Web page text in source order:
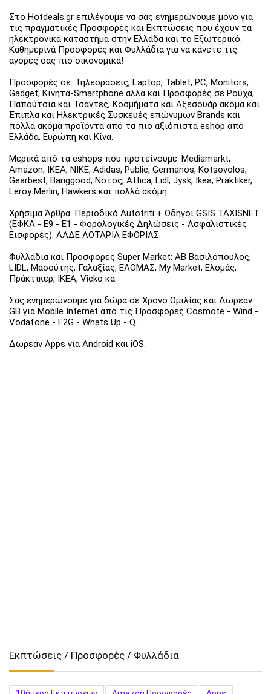
Στο Hotdeals.gr επιλέγουμε να σας ενημερώνουμε μόνο για
τις πραγματικές Προσφορές και Εκπτώσεις που έχουν τα
ηλεκτρονικά καταστήμα στην Ελλάδα και το Εξωτερικό.
Καθημερινά Προσφορές και Φυλλάδια για να κάνετε τις
αγορές σας πιο οικονομικά!
Προσφορές σε: Τηλεοράσεις, Laptop, Tablet, PC, Monitors,
Gadget, Κινητά-Smartphone αλλά και Προσφορές σε Ρούχα,
Παπούτσια και Τσάντες, Κοσμήματα και Αξεσουάρ ακόμα και
Έπιπλα και Ηλεκτρικές Συσκευές επώνυμων Brands και
πολλά ακόμα προϊόντα από τα πιο αξιόπιστα eshop από
Ελλάδα, Ευρώπη και Κίνα.
Μερικά από τα eshops που προτείνουμε: Mediamarkt,
Amazon, IKEA, NIKE, Adidas, Public, Germanos, Kotsovolos,
Gearbest, Banggood, Νοτος, Attica, Lidl, Jysk, Ikea, Praktiker,
Leroy Merlin, Hawkers και πολλά ακόμη.
Χρήσιμα Άρθρα: Περιοδικό Autotriti + Οδηγοί GSIS TAXISNET
(ΕΦΚΑ - Ε9 - Ε1 - Φορολογικές Δηλώσεις - Ασφαλιστικές
Εισφορές). ΑΑΔΕ ΛΟΤΑΡΙΑ ΕΦΟΡΙΑΣ.
Φυλλάδια και Προσφορές Super Market: ΑΒ Βασιλόπουλος,
LIDL, Μασούτης, Γαλαξίας, ΕΛΟΜΑΣ, My Market, Ελομάς,
Πράκτικερ, ΙΚΕΑ, Vicko κα.
Σας ενημερώνουμε για δώρα σε Χρόνο Ομιλίας και Δωρεάν
GB για Mobile Internet από τις Προσφορες Cosmote - Wind -
Vodafone - F2G - Whats Up - Q.
Δωρεάν Apps για Android και iOS.
Εκπτώσεις / Προσφορές / Φυλλάδια